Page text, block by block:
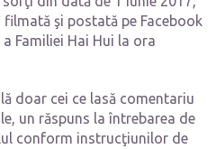
şi postată pe Facebook
Familiei Hai Hui la ora
doar cei ce lasă comentariu
un răspuns la întrebarea de
conform instrucţiunilor de